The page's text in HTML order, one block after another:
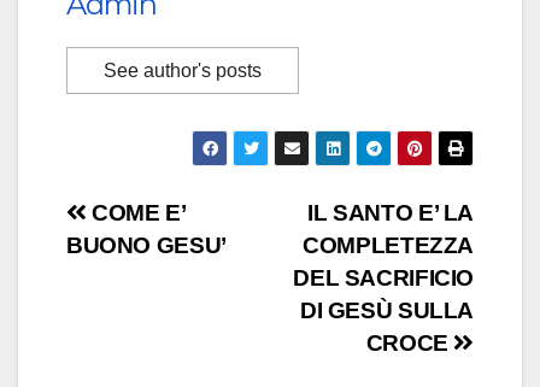
See author's posts
Navigazione
IL SANTO E’ LA
COMPLETEZZA
DEL SACRIFICIO
DI GESÙ SULLA
CROCE
COME E’
BUONO GESU’